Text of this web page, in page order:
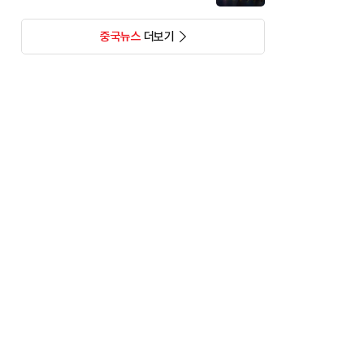
중국뉴스더보기